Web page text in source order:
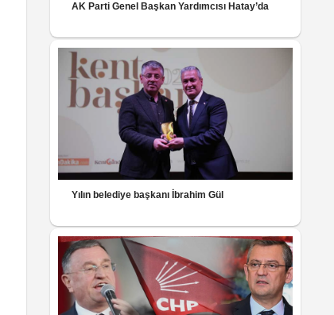
AK Parti Genel Başkan Yardımcısı Hatay’da
Yılın belediye başkanı İbrahim Gül